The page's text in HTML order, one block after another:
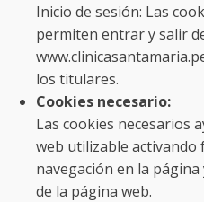
Inicio de sesión: Las
permiten entrar y salir
los titulares.
Cookies necesario:
Las cookies necesarios
web utilizable activando
navegación en la página
de la página web.